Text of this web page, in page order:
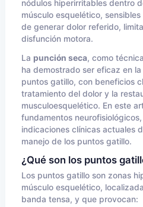
nódulos hiperirritables dentro
músculo esquelético,
de generar dolor referido,
disfunción motora.
La punción seca, como
ha demostrado ser eficaz en
puntos gatillo, con beneficios
tratamiento del dolor y la
musculoesquelético. En este
fundamentos
indicaciones clínicas actuales
manejo de los puntos gatillo.
¿Qué son los puntos
Los puntos gatillo son zonas
músculo esquelético,
banda tensa, y que provocan: